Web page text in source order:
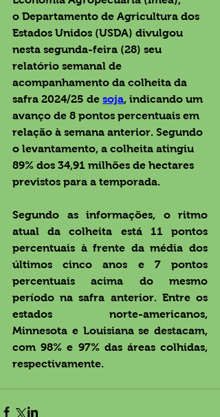
o Departamento de Agricultura dos
Estados Unidos (USDA) divulgou
nesta segunda-feira (28) seu
relatório semanal de
acompanhamento da colheita da
safra 2024/25 de soja, indicando um
avanço de 8 pontos percentuais em
relação à semana anterior. Segundo
o levantamento, a colheita atingiu
89% dos 34,91 milhões de hectares
previstos para a temporada.
Segundo as informações, o ritmo
atual da colheita está 11 pontos
percentuais à frente da média dos
últimos cinco anos e 7 pontos
percentuais acima do mesmo
período na safra anterior. Entre os
estados norte-americanos,
Minnesota e Louisiana se destacam,
com 98% e 97% das áreas colhidas,
respectivamente.